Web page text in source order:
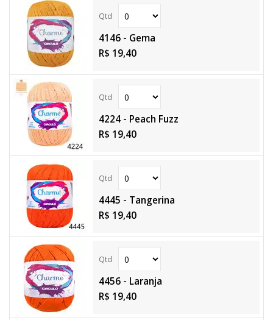
4146 - Gema
R$ 19,40
4224 - Peach Fuzz
R$ 19,40
4445 - Tangerina
R$ 19,40
4456 - Laranja
R$ 19,40